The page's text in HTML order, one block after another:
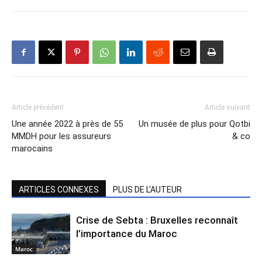
Article précédent
Une année 2022 à près de 55
MMDH pour les assureurs
marocains
Article suivant
Un musée de plus pour Qotbi
& co
ARTICLES CONNEXES PLUS DE L'AUTEUR
Maroc
Crise de Sebta : Bruxelles reconnaît
l’importance du Maroc